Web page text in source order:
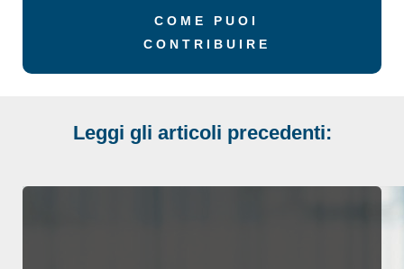
COME PUOI
CONTRIBUIRE
Leggi gli articoli precedenti: